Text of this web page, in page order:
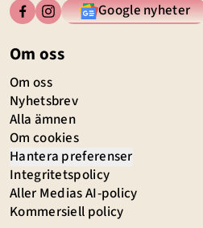
Google nyheter
Om oss
Om oss
Nyhetsbrev
Alla ämnen
Om cookies
Hantera preferenser
Integritetspolicy
Aller Medias AI-policy
Kommersiell policy